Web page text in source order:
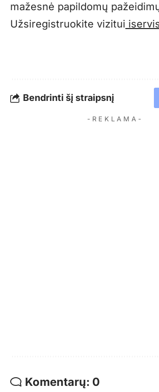
mažesnė papildomų
Užsiregistruokite vizitui
Bendrinti šį straipsnį
- R E K L A M A -
Komentarų: 0